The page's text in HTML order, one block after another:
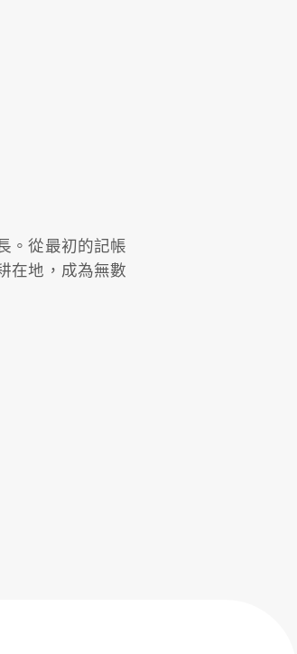
。從最初的記帳
在地，成為無數